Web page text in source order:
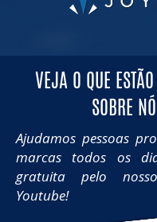
VEJA O QUE ESTÃO
SOBRE
Ajudamos pessoas
marcas todos os
gratuita pelo
Youtube!